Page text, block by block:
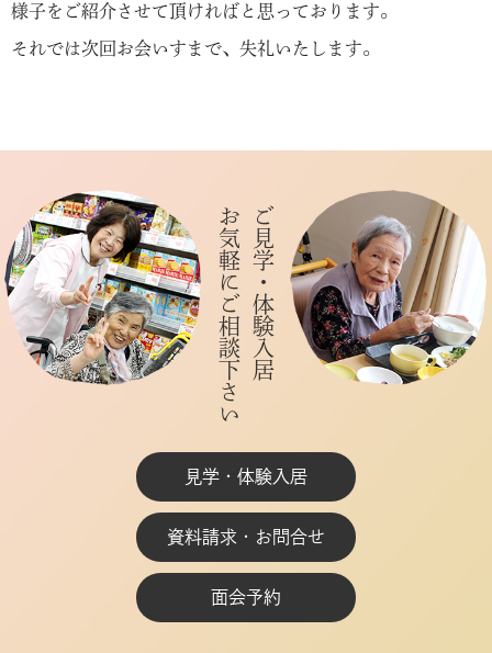
様子をご紹介させて頂ければと思っております。
それでは次回お会いすまで、失礼いたします。
お気軽にご相談下さいご見学・体験入居
見学・体験入居
資料請求・お問合せ
面会予約